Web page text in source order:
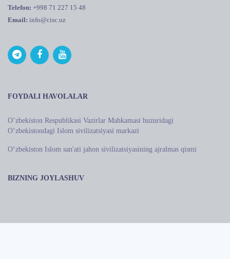
Telefon: +998 71 227 15 48
Email: info@cisc.uz
FOYDALI HAVOLALAR
Oʼzbekiston Respublikasi Vazirlar Mahkamasi huzuridagi
Oʼzbekistondagi Islom sivilizatsiyasi markazi
O‘zbekiston Islom san'ati jahon sivilizatsiyasining ajralmas qismi
BIZNING JOYLASHUV